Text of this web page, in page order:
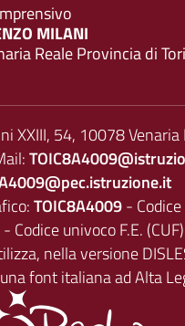
MILANI
Reale Provincia di
XXIII, 54, 10078 Venaria
TOIC8A4009- Codice
- Codice univoco F.E.
nella versione
font italiana ad Alta